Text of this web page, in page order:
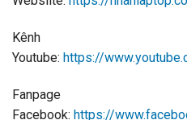
Kênh
Youtube: https://
Fanpage
Facebook: https://